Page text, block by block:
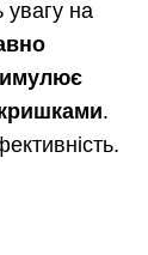
увагу на
.